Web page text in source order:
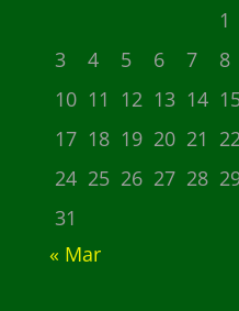
1
3
4 5 6 7 8
10 11 12 13 14
17 18 19 20 21
24 25 26 27 28
31
« Mar